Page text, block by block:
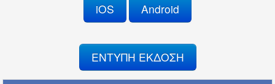
iOS Android
ΕΝΤΥΠΗ ΕΚΔΟΣΗ